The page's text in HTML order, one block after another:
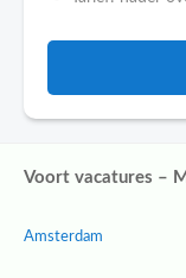
Voort vacatures –
Amsterdam